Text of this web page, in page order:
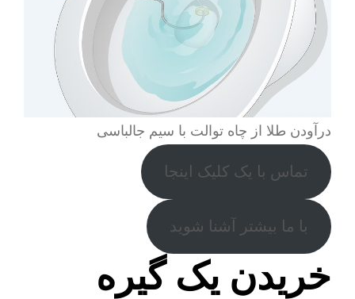
درآودن طلا از چاه توالت با سیم جالباسی
تماس با یک کلیک اینجا
با ما بیشتر آشنا شوید
خریدن یک گیره